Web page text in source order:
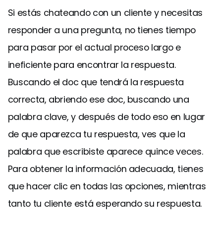
Si estás chateando con un cliente y necesitas
responder a una pregunta, no tienes tiempo
para pasar por el actual proceso largo e
ineficiente para encontrar la respuesta.
Buscando el doc que tendrá la respuesta
correcta, abriendo ese doc, buscando una
palabra clave, y después de todo eso en lugar
de que aparezca tu respuesta, ves que la
palabra que escribiste aparece quince veces.
Para obtener la información adecuada, tienes
que hacer clic en todas las opciones, mientras
tanto tu cliente está esperando su respuesta.